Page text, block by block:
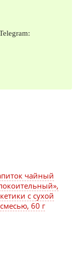
чайный
с сухой
смесью, 60 г